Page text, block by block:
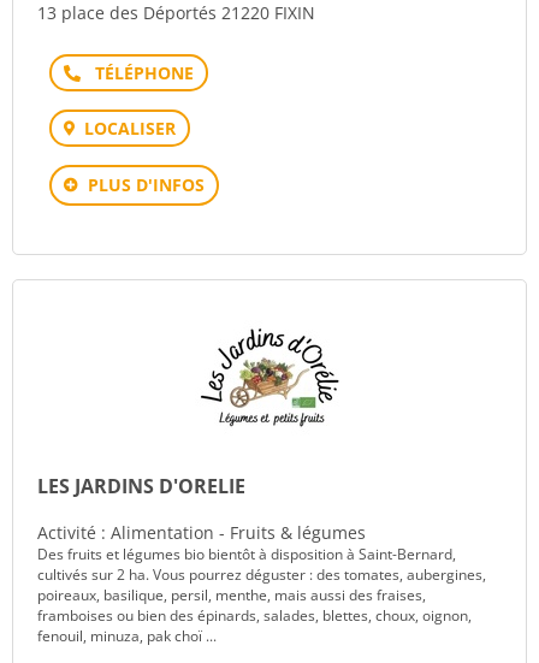
13 place des Déportés 21220 FIXIN
Téléphone
LOCALISER
PLUS D'INFOS
LES JARDINS D'ORELIE
Activité : Alimentation - Fruits & légumes
Des fruits et légumes bio bientôt à disposition à Saint-Bernard,
cultivés sur 2 ha. Vous pourrez déguster : des tomates, aubergines,
poireaux, basilique, persil, menthe, mais aussi des fraises,
framboises ou bien des épinards, salades, blettes, choux, oignon,
fenouil, minuza, pak choï ...